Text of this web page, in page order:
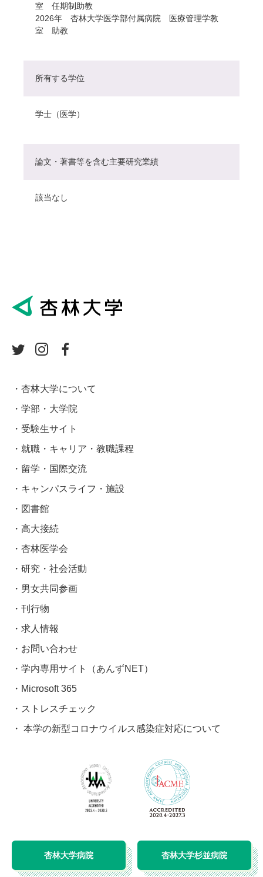
室 任期制助教
2026年 杏林大学医学部付属病院 医療管理学教
室 助教
所有する学位
学士（医学）
論文・著書等を含む主要研究業績
該当なし
杏林大学について
学部・大学院
受験生サイト
就職・キャリア・教職課程
留学・国際交流
キャンパスライフ・施設
図書館
高大接続
杏林医学会
研究・社会活動
男女共同参画
刊行物
求人情報
お問い合わせ
学内専用サイト（あんずNET）
Microsoft 365
ストレスチェック
本学の新型コロナウイルス感染症対応について
杏林大学病院 杏林大学杉並病院